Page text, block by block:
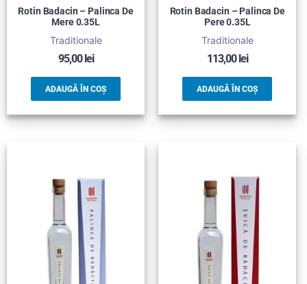
Rotin Badacin – Palinca De
Mere 0.35L
Traditionale
95,00lei
ADAUGĂ ÎN COȘ
Rotin Badacin – Palinca De
Pere 0.35L
Traditionale
113,00lei
ADAUGĂ ÎN COȘ